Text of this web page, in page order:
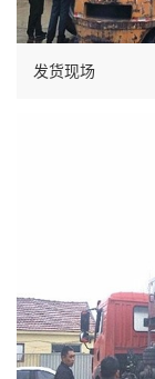
发货现场